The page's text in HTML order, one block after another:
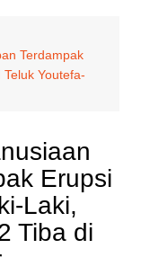
Terdampak
Youtefa-
Erupsi
Laki,
Tiba di